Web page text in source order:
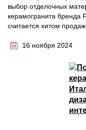
выбор отделочных
керамогранита бренда
считается хитом
16 ноября 2024